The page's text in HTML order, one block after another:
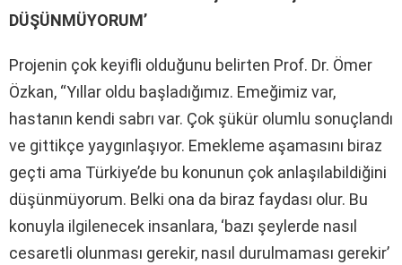
DÜŞÜNMÜYORUM’
Projenin çok keyifli olduğunu belirten Prof. Dr. Ömer
Özkan, “Yıllar oldu başladığımız. Emeğimiz var,
hastanın kendi sabrı var. Çok şükür olumlu sonuçlandı
ve gittikçe yaygınlaşıyor. Emekleme aşamasını biraz
geçti ama Türkiye’de bu konunun çok anlaşılabildiğini
düşünmüyorum. Belki ona da biraz faydası olur. Bu
konuyla ilgilenecek insanlara, ‘bazı şeylerde nasıl
cesaretli olunması gerekir, nasıl durulmaması gerekir’